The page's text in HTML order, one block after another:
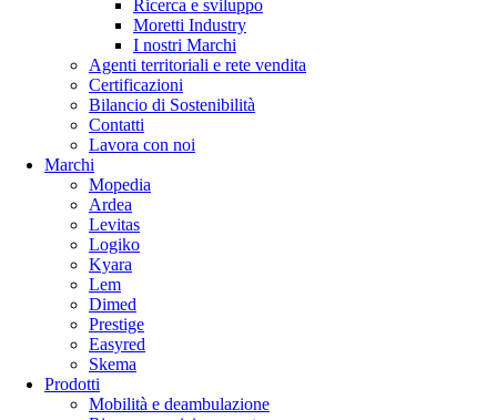
Ricerca e sviluppo
Moretti Industry
I nostri Marchi
Agenti territoriali e rete vendita
Certificazioni
Bilancio di Sostenibilità
Contatti
Lavora con noi
Marchi
Mopedia
Ardea
Levitas
Logiko
Kyara
Lem
Dimed
Prestige
Easyred
Skema
Prodotti
Mobilità e deambulazione